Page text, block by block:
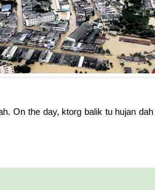
On the day, ktorg balik tu hujan